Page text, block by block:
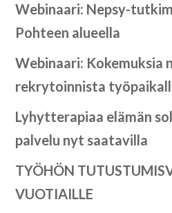
Webinaari: Nepsy-
Pohteen alueella
Webinaari: Kokemuksia
rekrytoinnista
Lyhytterapiaa elämän
palvelu nyt saatavilla
TYÖHÖN
VUOTIAILLE